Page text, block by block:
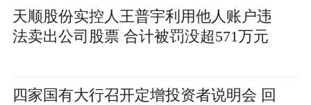
天顺股份实控人王普宇利用他人账户违
法卖出公司股票 合计被罚没超571万元
四家国有大行召开定增投资者说明会 回